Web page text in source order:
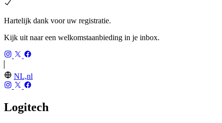
Hartelijk dank voor uw registratie.
Kijk uit naar een welkomstaanbieding in je inbox.
NL,nl
Logitech